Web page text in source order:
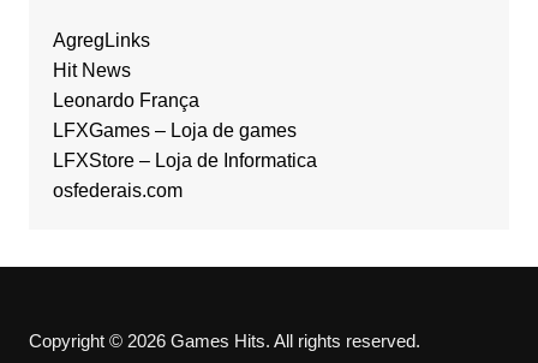
AgregLinks
Hit News
Leonardo França
LFXGames – Loja de games
LFXStore – Loja de Informatica
osfederais.com
Copyright © 2026 Games Hits. All rights reserved.